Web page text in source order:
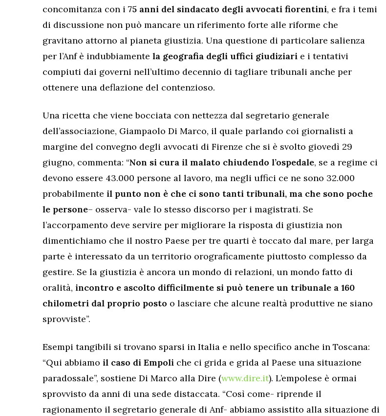
concomitanza con i 75 anni del sindacato degli avvocati fiorentini, e fra i temi
di discussione non può mancare un riferimento forte alle riforme che
gravitano attorno al pianeta giustizia. Una questione di particolare salienza
per l’Anf è indubbiamente la geografia degli uffici giudiziari e i tentativi
compiuti dai governi nell’ultimo decennio di tagliare tribunali anche per
ottenere una deflazione del contenzioso.
Una ricetta che viene bocciata con nettezza dal segretario generale
dell’associazione, Giampaolo Di Marco, il quale parlando coi giornalisti a
margine del convegno degli avvocati di Firenze che si è svolto giovedì 29
giugno, commenta: “Non si cura il malato chiudendo l’ospedale, se a regime ci
devono essere 43.000 persone al lavoro, ma negli uffici ce ne sono 32.000
probabilmente il punto non è che ci sono tanti tribunali, ma che sono poche
le persone– osserva- vale lo stesso discorso per i magistrati. Se
l’accorpamento deve servire per migliorare la risposta di giustizia non
dimentichiamo che il nostro Paese per tre quarti è toccato dal mare, per larga
parte è interessato da un territorio orograficamente piuttosto complesso da
gestire. Se la giustizia è ancora un mondo di relazioni, un mondo fatto di
oralità, incontro e ascolto difficilmente si può tenere un tribunale a 160
chilometri dal proprio posto o lasciare che alcune realtà produttive ne siano
sprovviste”.
Esempi tangibili si trovano sparsi in Italia e nello specifico anche in Toscana:
“Qui abbiamo il caso di Empoli che ci grida e grida al Paese una situazione
paradossale”, sostiene Di Marco alla Dire (www.dire.it). L’empolese è ormai
sprovvisto da anni di una sede distaccata. “Così come- riprende il
ragionamento il segretario generale di Anf- abbiamo assistito alla situazione di